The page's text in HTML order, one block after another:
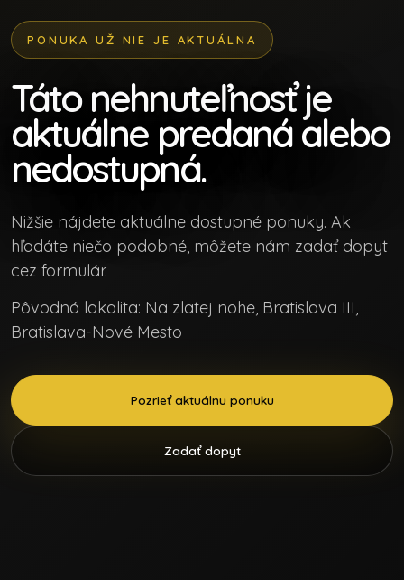
PONUKA UŽ NIE JE AKTUÁLNA
Táto nehnuteľnosť je
aktuálne predaná alebo
nedostupná.
Nižšie nájdete aktuálne dostupné ponuky. Ak
hľadáte niečo podobné, môžete nám zadať dopyt
cez formulár.
Pôvodná lokalita: Na zlatej nohe, Bratislava III,
Bratislava-Nové Mesto
Pozrieť aktuálnu ponuku
Zadať dopyt